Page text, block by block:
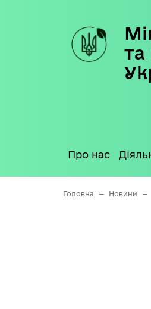
та
Про нас
Головна — Новини —